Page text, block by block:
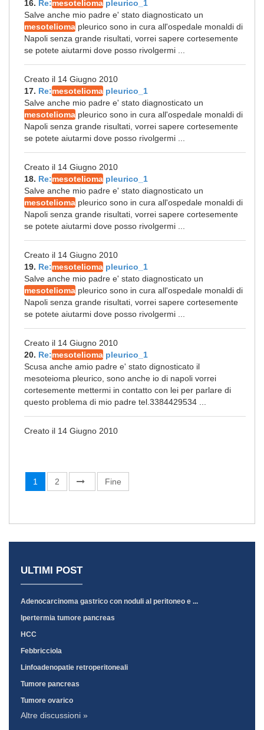
16. Re:mesotelioma pleurico_1
Salve anche mio padre e' stato diagnosticato un
mesotelioma pleurico sono in cura all'ospedale monaldi di
Napoli senza grande risultati, vorrei sapere cortesemente
se potete aiutarmi dove posso rivolgermi ...
Creato il 14 Giugno 2010
17. Re:mesotelioma pleurico_1
Salve anche mio padre e' stato diagnosticato un
mesotelioma pleurico sono in cura all'ospedale monaldi di
Napoli senza grande risultati, vorrei sapere cortesemente
se potete aiutarmi dove posso rivolgermi ...
Creato il 14 Giugno 2010
18. Re:mesotelioma pleurico_1
Salve anche mio padre e' stato diagnosticato un
mesotelioma pleurico sono in cura all'ospedale monaldi di
Napoli senza grande risultati, vorrei sapere cortesemente
se potete aiutarmi dove posso rivolgermi ...
Creato il 14 Giugno 2010
19. Re:mesotelioma pleurico_1
Salve anche mio padre e' stato diagnosticato un
mesotelioma pleurico sono in cura all'ospedale monaldi di
Napoli senza grande risultati, vorrei sapere cortesemente
se potete aiutarmi dove posso rivolgermi ...
Creato il 14 Giugno 2010
20. Re:mesotelioma pleurico_1
Scusa anche amio padre e' stato dignosticato il
mesoteioma pleurico, sono anche io di napoli vorrei
cortesemente mettermi in contatto con lei per parlare di
questo problema di mio padre tel.3384429534 ...
Creato il 14 Giugno 2010
1 2 Fine
ULTIMI POST
Adenocarcinoma gastrico con noduli al peritoneo e ...
Ipertermia tumore pancreas
HCC
Febbricciola
Linfoadenopatie retroperitoneali
Tumore pancreas
Tumore ovarico
Altre discussioni »